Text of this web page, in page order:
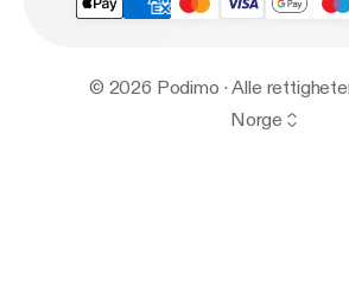
© 2026 Podimo · Alle
Norge